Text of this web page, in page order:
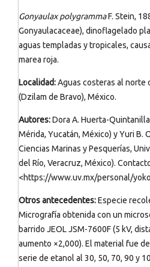
Gonyaulax polygrammaF. Stein,
Gonyaulacaceae), dinoflagelado
aguas templadas y tropicales,
marea roja.
Localidad:Aguas costeras al norte
(Dzilam de Bravo), México.
Autores:Dora A. Huerta-Quintanilla
Mérida, Yucatán, México) y Yuri B.
Ciencias Marinas y Pesquerías,
del Río, Veracruz, México).
<https://www.uv.mx/personal/
Otros antecedentes:Especie
Micrografía obtenida con un
barrido JEOL JSM-7600F (5 kV,
aumento ×2,000). El material fue
serie de etanol al 30, 50, 70, 90 y